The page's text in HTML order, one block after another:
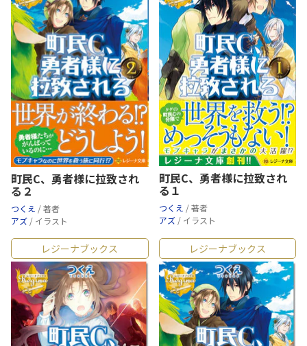
町民C、勇者様に拉致され
る２
つくえ / 著者
アズ / イラスト
町民C、勇者様に拉致され
る１
つくえ / 著者
アズ / イラスト
レジーナブックス レジーナブックス